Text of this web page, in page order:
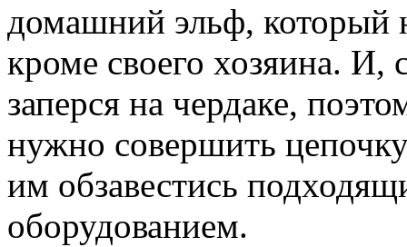
домашний эльф, который
кроме своего хозяина. И,
заперся на чердаке,
нужно совершить
им обзавестись
оборудованием.